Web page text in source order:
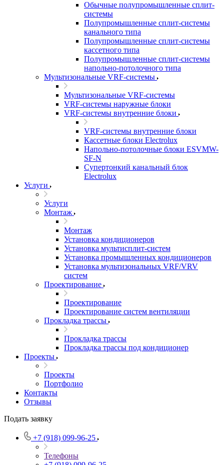
Обычные полупромышленные сплит-
системы
Полупромышленные сплит-системы
канального типа
Полупромышленные сплит-системы
кассетного типа
Полупромышленные сплит-системы
напольно-потолочного типа
Мультизональные VRF-системы
Мультизональные VRF-системы
VRF-системы наружные блоки
VRF-системы внутренние блоки
VRF-системы внутренние блоки
Кассетные блоки Electrolux
Напольно-потолочные блоки ESVMW-
SF-N
Супертонкий канальный блок
Electrolux
Услуги
Услуги
Монтаж
Монтаж
Установка кондиционеров
Установка мультисплит-систем
Установка промышленных кондиционеров
Установка мультизональных VRF/VRV
систем
Проектирование
Проектирование
Проектирование систем вентиляции
Прокладка трассы
Прокладка трассы
Прокладка трассы под кондиционер
Проекты
Проекты
Портфолио
Контакты
Отзывы
Подать заявку
+7 (918) 099-96-25
Телефоны